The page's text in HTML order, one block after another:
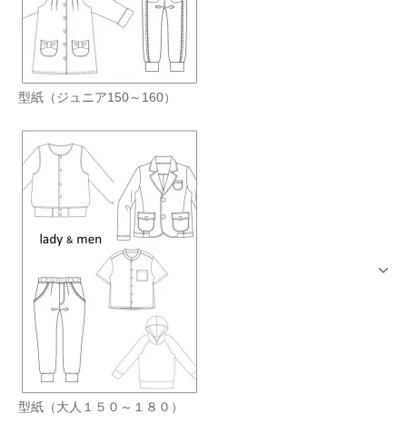
型紙（ジュニア150～160）
型紙（大人１５０～１８０）